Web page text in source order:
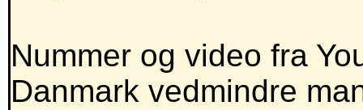
Nummer og video fra
Danmark vedmindre